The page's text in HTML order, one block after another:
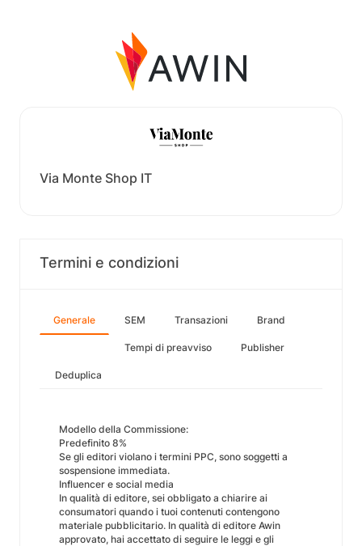
Via Monte Shop IT
Termini e condizioni
Generale SEM Transazioni Brand
Tempi di preavviso Publisher
Deduplica
Modello della Commissione:
Predefinito 8%
Se gli editori violano i termini PPC, sono soggetti a
sospensione immediata.
Influencer e social media
In qualità di editore, sei obbligato a chiarire ai
consumatori quando i tuoi contenuti contengono
materiale pubblicitario. In qualità di editore Awin
approvato, hai accettato di seguire le leggi e gli